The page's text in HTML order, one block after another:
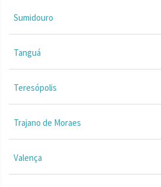
Sumidouro
Tanguá
Teresópolis
Trajano de Moraes
Valença